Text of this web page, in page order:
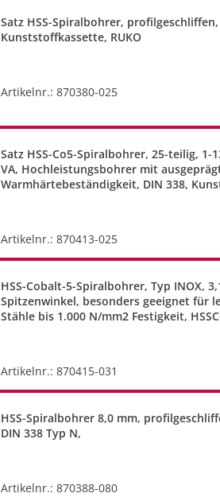
Satz HSS-Spiralbohrer,
Kunststoffkassette, RUKO
Artikelnr.: 870380-025
Satz HSS-Co5-Spiralbohrer, 25-teilig, 1-
VA, Hochleistungsbohrer mit
Warmhärtebeständigkeit, DIN 338,
Artikelnr.: 870413-025
HSS-Cobalt-5-Spiralbohrer, Typ INOX,
Spitzenwinkel, besonders geeignet für
Stähle bis 1.000 N/mm2 Festigkeit,
Artikelnr.: 870415-031
HSS-Spiralbohrer 8,0 mm,
DIN 338 Typ N,
Artikelnr.: 870388-080